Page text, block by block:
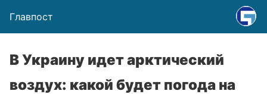
Главпост
В Украину идет арктический
воздух: какой будет погода на